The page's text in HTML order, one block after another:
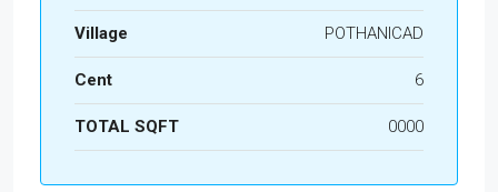
Village POTHANICAD
Cent 6
TOTAL SQFT 0000